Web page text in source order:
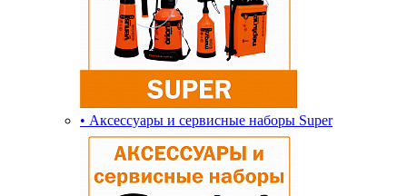
• Аксессуары и сервисные наборы Super